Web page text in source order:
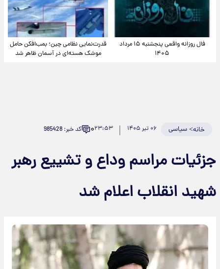
فال روزانه واقعی پنجشنبه ۱۵ مرداد
۱۴۰۵
قدرت‌نمایی نظامی چین؛ بمب‌افکن حامل
موشک هسته‌ای در آسمان ظاهر شد
خانه>سیاسی ۰۶ تیر ۱۴۰۵ ۲۳:۵۳۰ کد خبر: 985428
جزئیات مراسم وداع و تشییع رهبر
شهید انقلاب اعلام شد